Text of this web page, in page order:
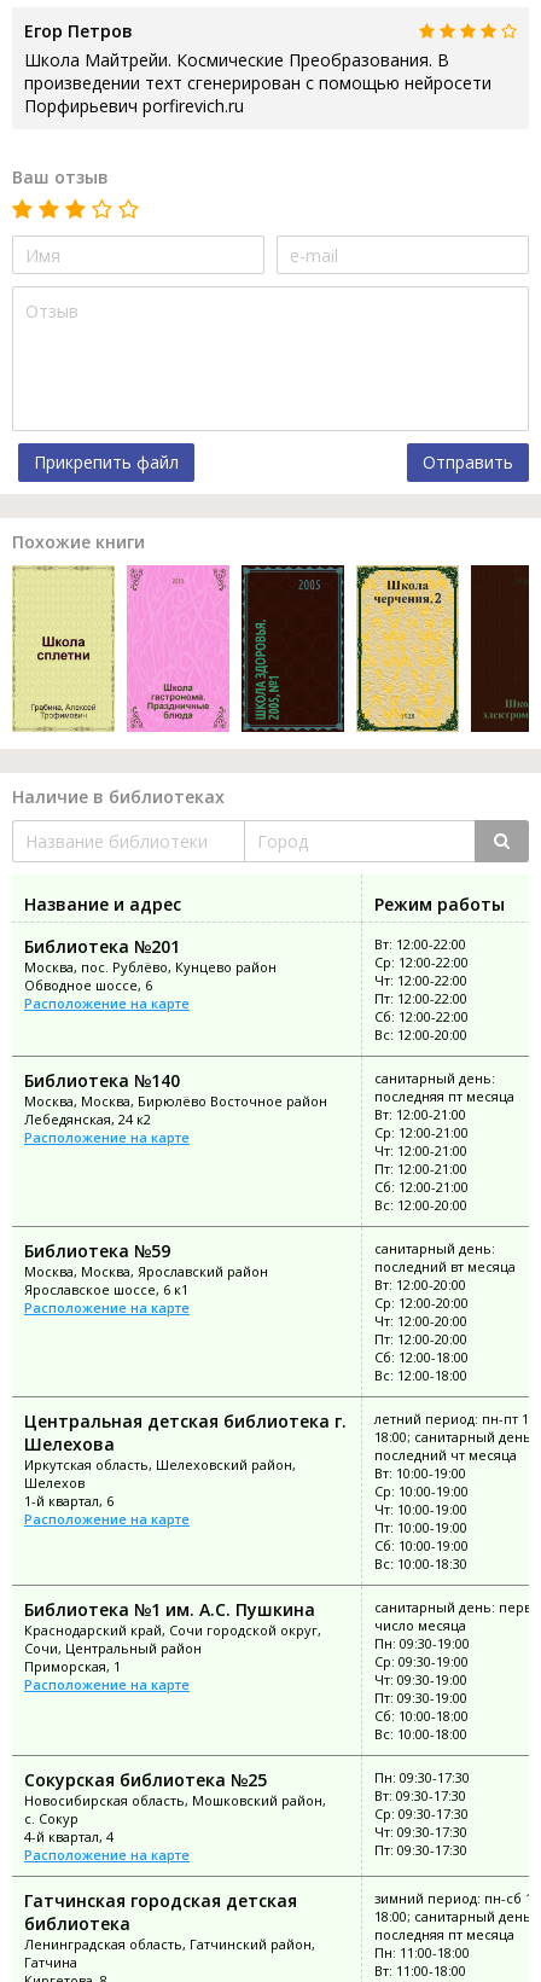
Егор Петров
Школа Майтрейи. Космические Преобразования. В
произведении техт сгенерирован с помощью нейросети
Порфирьевич porfirevich.ru
Ваш отзыв
Прикрепить файл Отправить
Похожие книги
Наличие в библиотеках
Название и адрес
Режим работы
Библиотека №201
Москва, пос. Рублёво, Кунцево район
Обводное шоссе, 6
Расположение на карте
Вт: 12:00-22:00
Ср: 12:00-22:00
Чт: 12:00-22:00
Пт: 12:00-22:00
Сб: 12:00-22:00
Вс: 12:00-20:00
Библиотека №140
Москва, Москва, Бирюлёво Восточное район
Лебедянская, 24 к2
Расположение на карте
санитарный день:
последняя пт месяца
Вт: 12:00-21:00
Ср: 12:00-21:00
Чт: 12:00-21:00
Пт: 12:00-21:00
Сб: 12:00-21:00
Вс: 12:00-20:00
Библиотека №59
Москва, Москва, Ярославский район
Ярославское шоссе, 6 к1
Расположение на карте
санитарный день:
последний вт месяца
Вт: 12:00-20:00
Ср: 12:00-20:00
Чт: 12:00-20:00
Пт: 12:00-20:00
Сб: 12:00-18:00
Вс: 12:00-18:00
Центральная детская библиотека г.
Шелехова
Иркутская область, Шелеховский район,
Шелехов
1-й квартал, 6
Расположение на карте
летний период: пн-пт
18:00; санитарный день:
последний чт месяца
Вт: 10:00-19:00
Ср: 10:00-19:00
Чт: 10:00-19:00
Пт: 10:00-19:00
Сб: 10:00-19:00
Вс: 10:00-18:30
Библиотека №1 им. А.С. Пушкина
Краснодарский край, Сочи городской округ,
Сочи, Центральный район
Приморская, 1
Расположение на карте
санитарный день:
число месяца
Пн: 09:30-19:00
Ср: 09:30-19:00
Чт: 09:30-19:00
Пт: 09:30-19:00
Сб: 10:00-18:00
Вс: 10:00-18:00
Сокурская библиотека №25
Новосибирская область, Мошковский район,
с. Сокур
4-й квартал, 4
Расположение на карте
Пн: 09:30-17:30
Вт: 09:30-17:30
Ср: 09:30-17:30
Чт: 09:30-17:30
Пт: 09:30-17:30
Гатчинская городская детская
библиотека
Ленинградская область, Гатчинский район,
Гатчина
зимний период: пн-сб
18:00; санитарный день:
последняя пт месяца
Пн: 11:00-18:00
Вт: 11:00-18:00